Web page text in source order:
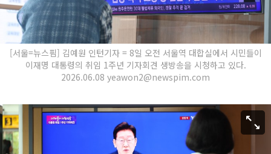
[서울=뉴스핌] 김예원 인턴기자 = 8일 오전 서울역 대합실에서 시민들이
이재명 대통령의 취임 1주년 기자회견 생방송을 시청하고 있다.
2026.06.08 yeawon2@newspim.com